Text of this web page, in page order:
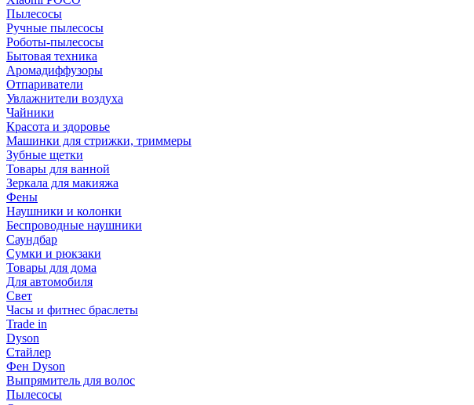
Пылесосы
Ручные пылесосы
Роботы-пылесосы
Бытовая техника
Аромадиффузоры
Отпариватели
Увлажнители воздуха
Чайники
Красота и здоровье
Машинки для стрижки, триммеры
Зубные щетки
Товары для ванной
Зеркала для макияжа
Фены
Наушники и колонки
Беспроводные наушники
Саундбар
Сумки и рюкзаки
Товары для дома
Для автомобиля
Свет
Часы и фитнес браслеты
Trade in
Dyson
Стайлер
Фен Dyson
Выпрямитель для волос
Пылесосы